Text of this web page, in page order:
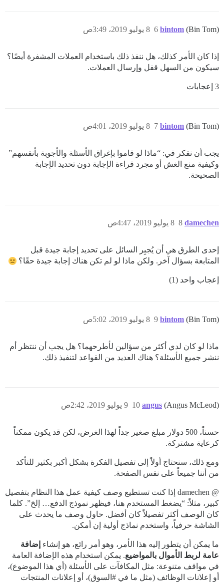
bintom (Bin Tom) 8 يوليو 2019، 3:49ص 6
إذا كان الأمر كذلك، هل ننفذ ذلك باستخدام العملات المشفرة أيضًا؟
سيكون من السهل قفل وإرسال العملات.
3 إعجابات
bintom (Bin Tom) 8 يوليو 2019، 4:01ص 7
يجب أن نفكر في: “ماذا لو قاموا بإغراق الأسئلة والأجوبة بأنفسهم”
وكيفية منع الغش أو مجرد قراءة الإجابة دون تحديد الإجابة
الصحيحة.
damechen 8 يوليو 2019، 4:47ص 8
إحدى الطرق هي أن يُجبِر السائل على تحديد إجابة جيدة قبل
المتابعة بسؤال آخر. ولكن ماذا لو لم تكن هناك إجابة جيدة حقًا؟
إعجاب واحد (1)
bintom (Bin Tom) 8 يوليو 2019، 5:02ص 9
ماذا لو كان لدي أكثر من سؤالين لأطرحهما؟ هل يجب أن ننتظر أم
ننشر جميع الأسئلة؟ هناك العديد من القواعد لتنفيذ ذلك.
angus (Angus McLeod) 9 يوليو 2019، 2:42ص 10
حسناً، 500 دولار مبلغ صغير جداً لهذا الغرض، لكن قد يكون ممكناً
كرعاية مشتركة.
ومع ذلك، سنحتاج أولاً إلى تفصيل الفكرة بشكل أكبر بكثير للتأكد
من أننا جميعاً على نفس الصفحة.
@ damechen إذا كنت تستطيع وصف كيفية عمل هذا النظام بتفصيل
كبير، مثلاً: “يضغط المستخدم هنا، فيظهر نموذج الدفع… إلخ”. كلما
كان الوصف أكثر تفصيلاً كان أفضل. حاول وصف ما يحدث على
الشاشة حرفياً، واستخدم نماذج أولية إن أمكن.
ما يمكن أن يتطور إليه هذا الأمر، وهو أمر رائع، هو إنشاء إضافة
عامة لربط الأموال بالمواضيع. يمكن استخدام هذه الإضافة العامة
في مواقف متنوعة: مثل المكافآت على الأسئلة (أي هذا الموضوع)،
أو إعلانات الوظائف (مثل ما في #السوق)، أو إعلانات المنتجات